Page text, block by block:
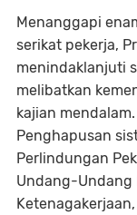
Menanggapi
serikat pekerja,
menindaklanjuti
melibatkan
kajian
Penghapusan
Perlindungan
Undang-Undang